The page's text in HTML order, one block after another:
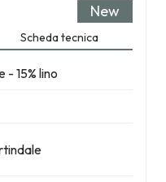
New
Scheda tecnica
- 15% lino